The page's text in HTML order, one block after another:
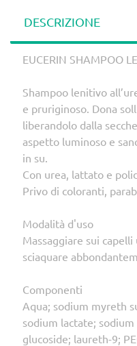
DESCRIZIONE
EUCERIN SHAMPOO
Shampoo lenitivo
e pruriginoso. Dona
liberandolo dalla
aspetto luminoso e
in su.
Con urea, lattato e
Privo di coloranti,
Modalità d'uso
Massaggiare sui
sciaquare
Componenti
Aqua; sodium myreth
sodium lactate;
glucoside; laureth-9;